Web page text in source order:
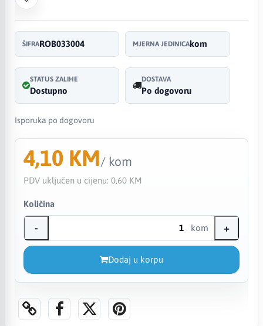
ŠIFRAROB033004 MJERNA JEDINICAkom
STATUS ZALIHE
Dostupno
DOSTAVA
Po dogovoru
Isporuka po dogovoru
4,10 KM/ kom
PDV uključen u cijenu: 0,60 KM
Količina
- kom +
Dodaj u korpu